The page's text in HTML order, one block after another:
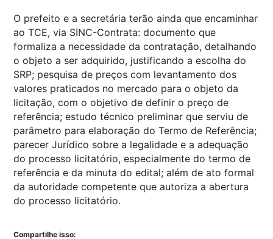
O prefeito e a secretária terão ainda que encaminhar
ao TCE, via SINC-Contrata: documento que
formaliza a necessidade da contratação, detalhando
o objeto a ser adquirido, justificando a escolha do
SRP; pesquisa de preços com levantamento dos
valores praticados no mercado para o objeto da
licitação, com o objetivo de definir o preço de
referência; estudo técnico preliminar que serviu de
parâmetro para elaboração do Termo de Referência;
parecer Jurídico sobre a legalidade e a adequação
do processo licitatório, especialmente do termo de
referência e da minuta do edital; além de ato formal
da autoridade competente que autoriza a abertura
do processo licitatório.
Compartilhe isso: